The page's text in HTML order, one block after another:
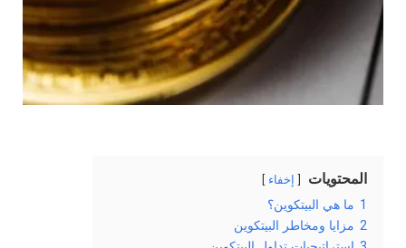
المحتويات إخفاء
1 ما هي البيتكوين؟
2 مزايا ومخاطر البيتكوين